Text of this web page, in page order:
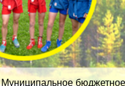
Муниципальное